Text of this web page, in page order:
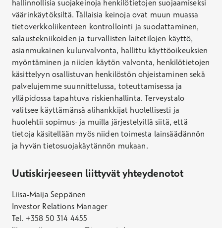
hallinnollisia suojakeinoja henkilötietojen suojaamiseksi
väärinkäytöksiltä. Tällaisia keinoja ovat muun muassa
tietoverkkoliikenteen kontrollointi ja suodattaminen,
salaustekniikoiden ja turvallisten laitetilojen käyttö,
asianmukainen kulunvalvonta, hallittu käyttöoikeuksien
myöntäminen ja niiden käytön valvonta, henkilötietojen
käsittelyyn osallistuvan henkilöstön ohjeistaminen sekä
palvelujemme suunnittelussa, toteuttamisessa ja
ylläpidossa tapahtuva riskienhallinta. Terveystalo
valitsee käyttämänsä alihankkijat huolellisesti ja
huolehtii sopimus- ja muilla järjestelyillä siitä, että
tietoja käsitellään myös niiden toimesta lainsäädännön
ja hyvän tietosuojakäytännön mukaan.
Uutiskirjeeseen liittyvät yhteydenotot
Liisa-Maija Seppänen
Investor Relations Manager
Tel. +358 50 314 4455